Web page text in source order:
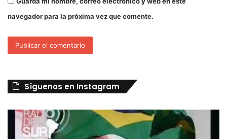
navegador para la próxima vez que comente.
Síguenos en Instagram